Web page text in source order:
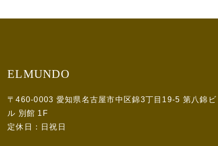
ELMUNDO
〒460-0003 愛知県名古屋市中区錦3丁目19-5 第八錦ビ
ル 別館 1F
定休日：日祝日